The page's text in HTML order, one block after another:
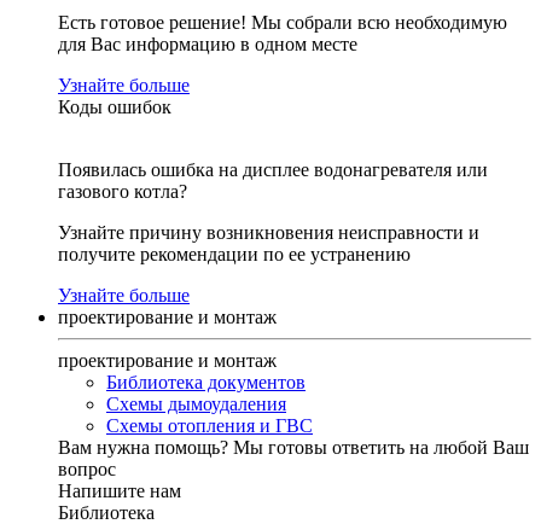
Есть готовое решение! Мы собрали всю необходимую
для Вас информацию в одном месте
Узнайте больше
Коды ошибок
Появилась ошибка на дисплее водонагревателя или
газового котла?
Узнайте причину возникновения неисправности и
получите рекомендации по ее устранению
Узнайте больше
проектирование и монтаж
проектирование и монтаж
Библиотека документов
Схемы дымоудаления
Схемы отопления и ГВС
Вам нужна помощь? Мы готовы ответить на любой Ваш
вопрос
Напишите нам
Библиотека